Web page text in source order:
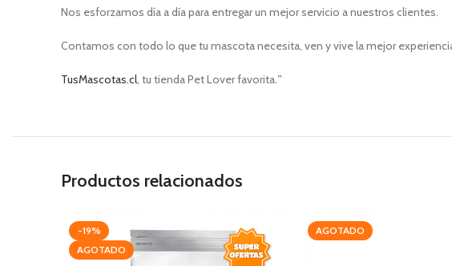
Nos esforzamos día a día para entregar un mejor servicio a nuestros clientes.
Contamos con todo lo que tu mascota necesita, ven y vive la mejor
TusMascotas.cl, tu tienda Pet Lover favorita.”
Productos relacionados
-19%
AGOTADO
AGOTADO